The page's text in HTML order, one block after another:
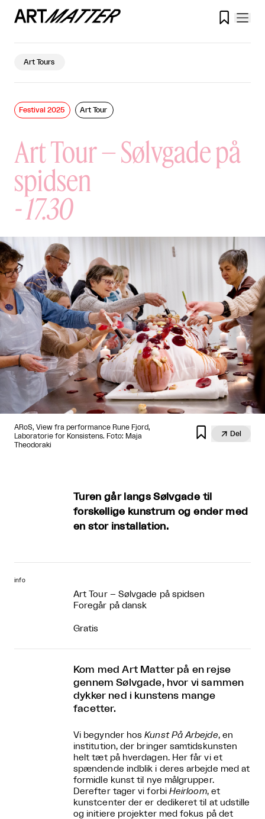

Art Tours
Art Tour – Sølvgade på
spidsen
-17.30
Festival 2025 Art Tour
ARoS, View fra performance Rune Fjord,
Laboratorie for Konsistens. Foto: Maja
Theodoraki
  Del
Turen går langs Sølvgade til
forskellige kunstrum og ender med
en stor installation.
info
Art Tour – Sølvgade på spidsen
Foregår på dansk
Gratis
Kom med Art Matter på en rejse
gennem Sølvgade, hvor vi sammen
dykker ned i kunstens mange
facetter.
Vi begynder hosKunst På Arbejde, en
institution, der bringer samtidskunsten
helt tæt på hverdagen. Her får vi et
spændende indblik i deres arbejde med at
formidle kunst til nye målgrupper.
Derefter tager vi forbi Heirloom, et
kunstcenter der er dedikeret til at udstille
og initiere projekter med fokus på det